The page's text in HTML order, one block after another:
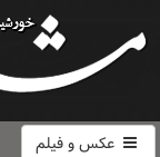
عکس و فیلم